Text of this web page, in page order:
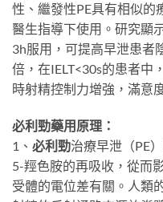
性、繼發性PE具有相似的
醫生指導下使用。研究顯
3h服用，可提高早泄患者
倍，在IELT<30s的患者中
時射精控制力增強，滿意
必利勁藥用原理：
1、 必利勁治療早泄（PE
5-羥色胺的再吸收，從而
受體的電位差有關。人類